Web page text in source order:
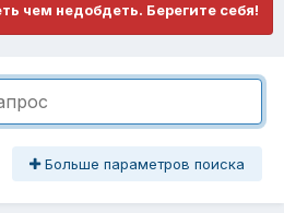
чем недобдеть. Берегите себя!
Больше параметров поиска